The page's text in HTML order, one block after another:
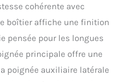
cohérente avec
boîtier affiche une finition
pensée pour les longues
principale offre une
poignée auxiliaire latérale